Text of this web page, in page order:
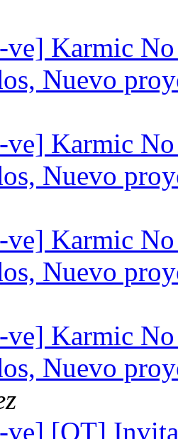
Karmic
Nuevo
Karmic
Nuevo
Karmic
Nuevo
Karmic
Nuevo
[OT]